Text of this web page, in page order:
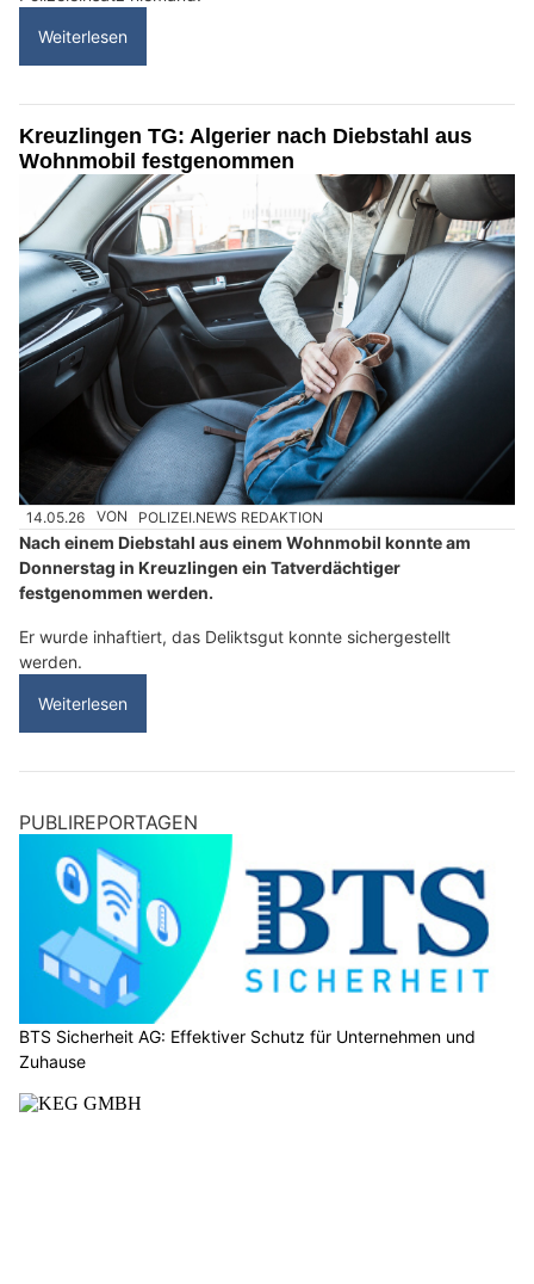
Weiterlesen
Kreuzlingen TG: Algerier nach Diebstahl aus
Wohnmobil festgenommen
14.05.26 VON POLIZEI.NEWS REDAKTION
Nach einem Diebstahl aus einem Wohnmobil konnte am
Donnerstag in Kreuzlingen ein Tatverdächtiger
festgenommen werden.
Er wurde inhaftiert, das Deliktsgut konnte sichergestellt
werden.
Weiterlesen
PUBLIREPORTAGEN
BTS Sicherheit AG: Effektiver Schutz für Unternehmen und
Zuhause